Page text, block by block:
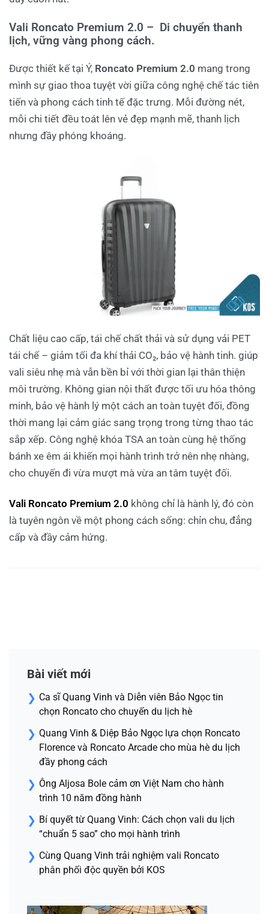
Vali Roncato Premium 2.0 – Di chuyển thanh
lịch, vững vàng phong cách.
Được thiết kế tại Ý, Roncato Premium 2.0 mang trong
mình sự giao thoa tuyệt vời giữa công nghệ chế tác tiên
tiến và phong cách tinh tế đặc trưng. Mỗi đường nét,
mỗi chi tiết đều toát lên vẻ đẹp mạnh mẽ, thanh lịch
nhưng đầy phóng khoáng.
Chất liệu cao cấp, tái chế chất thải và sử dụng vải PET
tái chế – giảm tối đa khí thải CO₂, bảo vệ hành tinh. giúp
vali siêu nhẹ mà vẫn bền bỉ với thời gian lại thân thiện
môi trường. Không gian nội thất được tối ưu hóa thông
minh, bảo vệ hành lý một cách an toàn tuyệt đối, đồng
thời mang lại cảm giác sang trọng trong từng thao tác
sắp xếp. Công nghệ khóa TSA an toàn cùng hệ thống
bánh xe êm ái khiến mọi hành trình trở nên nhẹ nhàng,
cho chuyến đi vừa mượt mà vừa an tâm tuyệt đối.
Vali Roncato Premium 2.0 không chỉ là hành lý, đó còn
là tuyên ngôn về một phong cách sống: chỉn chu, đẳng
cấp và đầy cảm hứng.
Bài viết mới
Ca sĩ Quang Vinh và Diễn viên Bảo Ngọc tin
chọn Roncato cho chuyến du lịch hè
Quang Vinh & Diệp Bảo Ngọc lựa chọn Roncato
Florence và Roncato Arcade cho mùa hè du lịch
đầy phong cách
Ông Aljosa Bole cảm ơn Việt Nam cho hành
trình 10 năm đồng hành
Bí quyết từ Quang Vinh: Cách chọn vali du lịch
“chuẩn 5 sao” cho mọi hành trình
Cùng Quang Vinh trải nghiệm vali Roncato
phân phối độc quyền bởi KOS